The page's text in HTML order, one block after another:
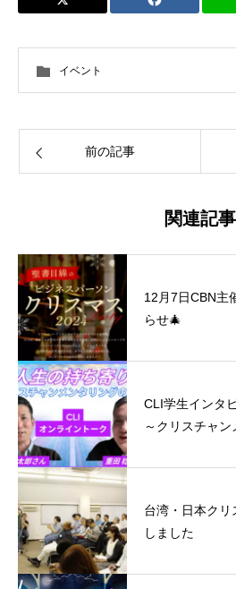
イベント
前の記事
関連記事
12月7日CBN主
らせ🎄
CLI学生インタ
～クリスチャン
台湾・日本クリ
しました